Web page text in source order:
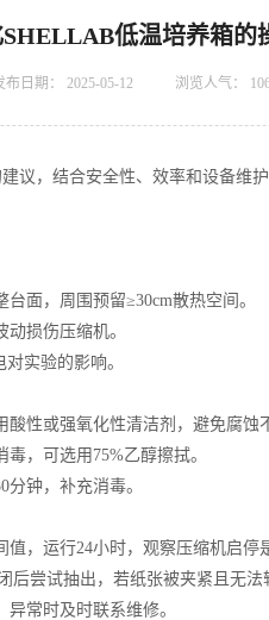
低温培养箱的
布日期： 2025-05-12 浏览人气：
，结合安全性、效率和设备维
面，周围预留≥30cm散热空间。
损伤压缩机。
实验的影响。
或强氧化性清洁剂，避免腐蚀
，可选用75%乙醇擦拭。
钟，补充消毒。
运行24小时，观察压缩机启停
尝试抽出，若纸张被夹紧且无法
常时及时联系维修。